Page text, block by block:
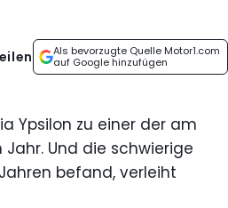
Als bevorzugte Quelle Motor1.com
auf Google hinzufügen
Ypsilon zu einer der am
Und die schwierige
befand, verleiht